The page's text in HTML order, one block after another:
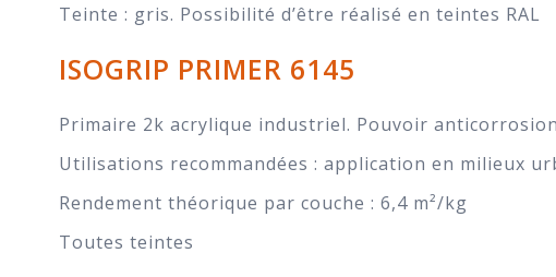
Teinte : gris. Possibilité d’être réalisé en teintes RAL
ISOGRIP PRIMER 6145
Primaire 2k acrylique industriel. Pouvoir
Utilisations recommandées : application en milieux
Rendement théorique par couche : 6,4 m²/kg
Toutes teintes